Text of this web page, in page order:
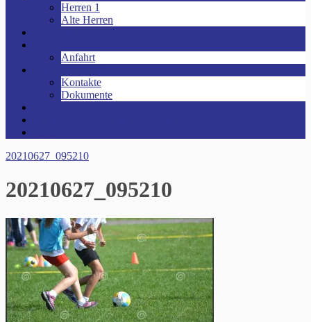
Herren 1
Alte Herren
Anfahrt
Kontakte
Dokumente
20210627_095210
20210627_095210